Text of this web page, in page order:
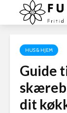
HUS & HJEM
Guide
dit